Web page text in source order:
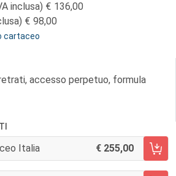
inclusa)
136,00
98,00
cartaceo
accesso perpetuo, formula
Italia 255,00